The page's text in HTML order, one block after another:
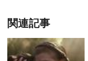
関連記事